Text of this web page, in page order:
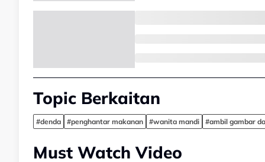
Topic Berkaitan
#denda #penghantar makanan #wanita mandi #ambil gambar
Must Watch Video